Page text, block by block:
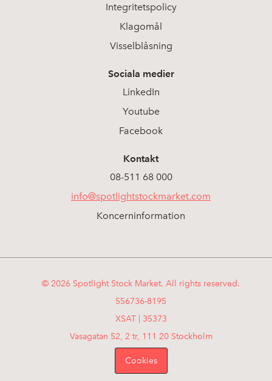
Integritetspolicy
Klagomål
Visselblåsning
Sociala medier
LinkedIn
Youtube
Facebook
Kontakt
08-511 68 000
info@spotlightstockmarket.com
Koncerninformation
© 2026 Spotlight Stock Market. All rights reserved.
556736-8195
XSAT | 35373
Vasagatan 52, 2 tr, 111 20 Stockholm
Cookies